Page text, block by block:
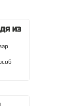
ИЗ